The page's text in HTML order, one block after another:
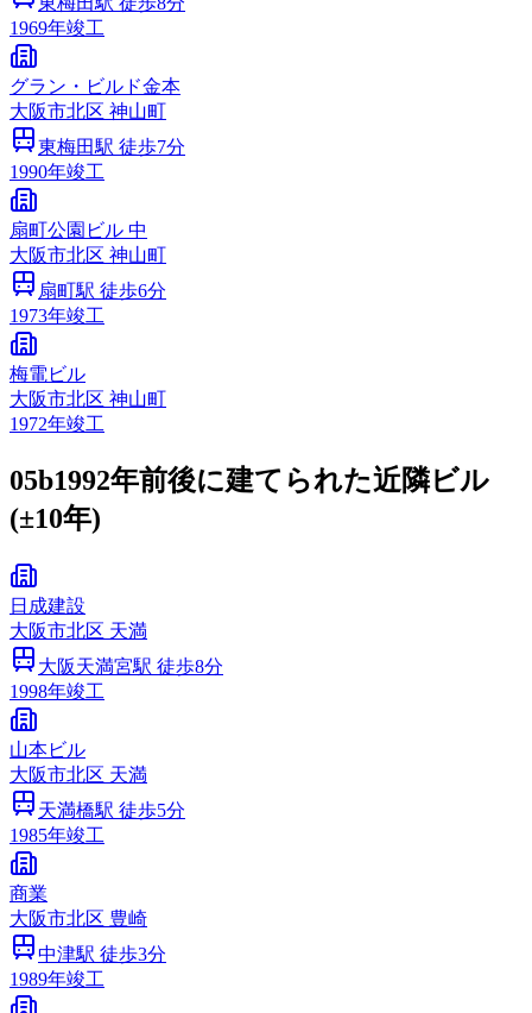
1969年竣工
グラン・ビルド金本
大阪市北区 神山町
東梅田駅 徒歩7分
1990年竣工
扇町公園ビル 中
大阪市北区 神山町
扇町駅 徒歩6分
1973年竣工
梅電ビル
大阪市北区 神山町
1972年竣工
05b1992年前後に建てられた近隣ビル
(±10年)
日成建設
大阪市北区 天満
大阪天満宮駅 徒歩8分
1998年竣工
山本ビル
大阪市北区 天満
天満橋駅 徒歩5分
1985年竣工
商業
大阪市北区 豊崎
中津駅 徒歩3分
1989年竣工